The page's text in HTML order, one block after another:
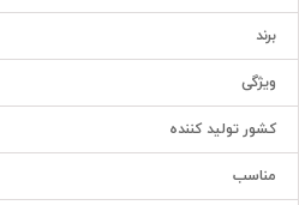
برند
ویژگی
کشور تولید کننده
مناسب